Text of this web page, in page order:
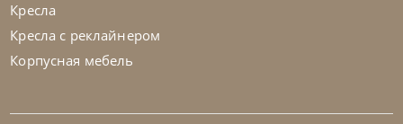
Кровать Cloe Romantic
Кресла
Кресла с реклайнером
Корпусная мебель